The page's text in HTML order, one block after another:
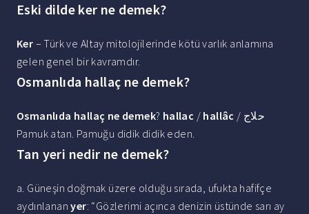
Eski dilde ker ne demek?
Ker – Türk ve Altay mitolojilerinde kötü varlık anlamına
gelen genel bir kavramdır.
Osmanlıda hallaç ne demek?
Osmanlıda hallaç ne demek? hallac / hallâc / حلاج
Pamuk atan. Pamuğu didik didik eden.
Tan yeri nedir ne demek?
a. Güneşin doğmak üzere olduğu sırada, ufukta hafifçe
aydınlananyer: “Gözlerimi açınca denizin üstünde sarı ay